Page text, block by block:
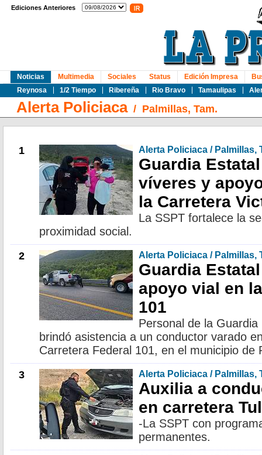
Ediciones Anteriores
Noticias
Reynosa
1/2 Tiempo Ribereña Rio Bravo Tamaulipas
Multimedia Sociales Status Edición Impresa
Alerta Policiaca/ Palmillas, Tam.
1 Alerta Policiaca / Palmillas,
Guardia
víveres y
la Carretera
La SSPT fortalece la
proximidad social.
2 Alerta Policiaca / Palmillas,
Guardia
apoyo vial en
101
Personal de la
brindó asistencia a un conductor varado
Carretera Federal 101, en el municipio de
3 Alerta Policiaca / Palmillas,
Auxilia a
en carretera
-La SSPT con
permanentes.